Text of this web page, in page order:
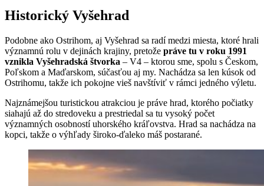
Historický Vyšehrad
Podobne ako Ostrihom, aj Vyšehrad sa radí medzi miesta, ktoré hrali
významnú rolu v dejinách krajiny, pretože práve tu v roku 1991
vznikla Vyšehradská štvorka – V4 – ktorou sme, spolu s Českom,
Poľskom a Maďarskom, súčasťou aj my. Nachádza sa len kúsok od
Ostrihomu, takže ich pokojne vieš navštíviť v rámci jedného výletu.
Najznámejšou turistickou atrakciou je práve hrad, ktorého počiatky
siahajú až do stredoveku a prestriedal sa tu vysoký počet
významných osobností uhorského kráľovstva. Hrad sa nachádza na
kopci, takže o výhľady široko-ďaleko máš postarané.